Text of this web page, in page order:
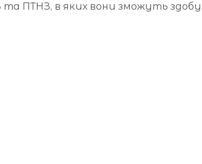
та ПТНЗ, в яких вони зможуть